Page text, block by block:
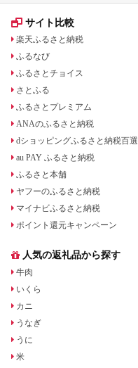
トラン 健康 美容 兵庫
サイト比較
楽天ふるさと納税
ふるなび
ふるさとチョイス
さとふる
ふるさとプレミアム
ANAのふるさと納税
dショッピングふるさと納税百選
au PAY ふるさと納税
ふるさと本舗
ヤフーのふるさと納税
マイナビふるさと納税
ポイント還元キャンペーン
人気の返礼品から探す
牛肉
いくら
カニ
うなぎ
うに
米